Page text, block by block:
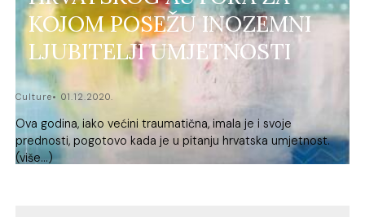
KOJOM POSEŽU INOZEMNI
LJUBITELJI UMJETNOSTI
Culture 01.12.2020.
Ova godina, iako većini traumatična, imala je i svoje
prednosti, pogotovo kada je u pitanju hrvatska umjetnost.
(više…)